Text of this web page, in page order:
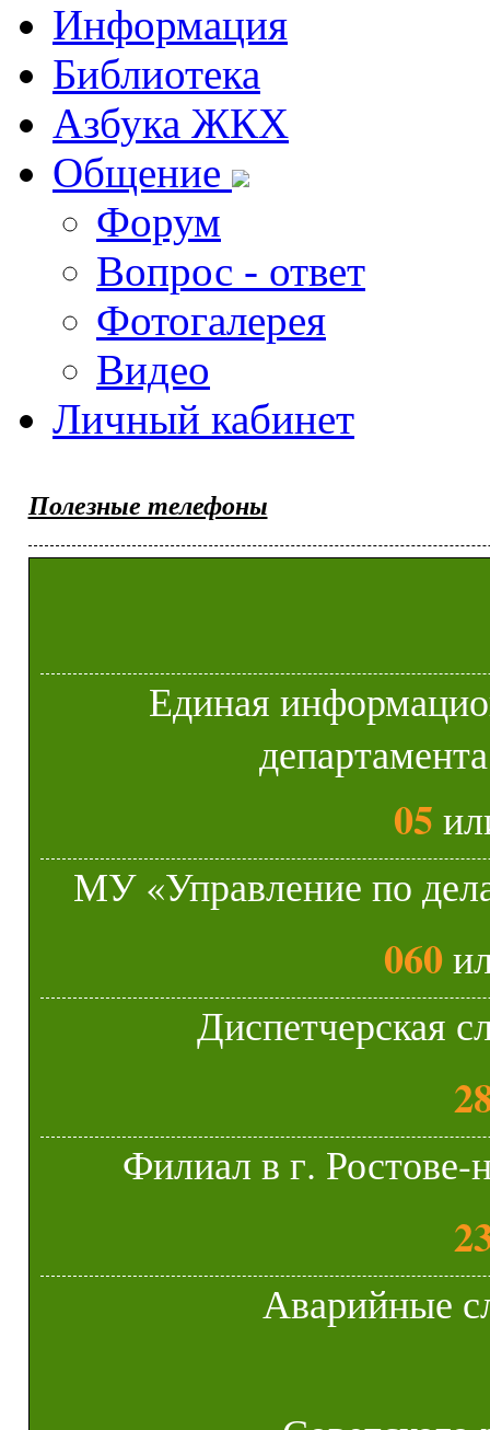
Информация
Библиотека
Азбука ЖКХ
Общение
Форум
Вопрос - ответ
Фотогалерея
Видео
Личный кабинет
Полезные телефоны
Единая
05
МУ «Управление по
060
Диспетчерская
Филиал в г.
Аварийные